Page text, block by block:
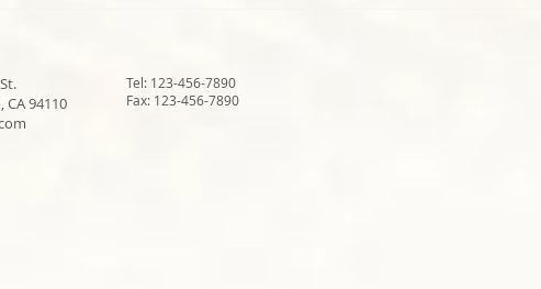
CA 94110
Tel: 123-456-7890
Fax: 123-456-7890